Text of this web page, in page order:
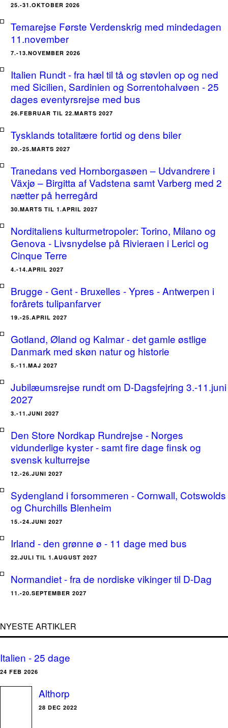
25.-31.OKTOBER 2026
Temarejse Første Verdenskrig med mindedagen
11.november
7.-13.NOVEMBER 2026
Italien Rundt - fra hæl til tå og støvlen op og ned
med Sicilien, Sardinien og Sorrentohalvøen - 25
dages eventyrsrejse med bus
26.FEBRUAR TIL 22.MARTS 2027
Tysklands totalitære fortid og dens biler
20.-25.MARTS 2027
Tranedans ved Hornborgasøen – Udvandrere i
Växjø – Birgitta af Vadstena samt Varberg med 2
nætter på herregård
30.MARTS TIL 1.APRIL 2027
Norditaliens kulturmetropoler: Torino, Milano og
Genova - Livsnydelse på Rivieraen i Lerici og
Cinque Terre
4.-14.APRIL 2027
Brugge - Gent - Bruxelles - Ypres - Antwerpen i
forårets tulipanfarver
19.-25.APRIL 2027
Gotland, Øland og Kalmar - det gamle østlige
Danmark med skøn natur og historie
5.-11.MAJ 2027
Jubilæumsrejse rundt om D-Dagsfejring 3.-11.juni
2027
3.-11.JUNI 2027
Den Store Nordkap Rundrejse - Norges
vidunderlige kyster - samt fire dage finsk og
svensk kulturrejse
12.-26.JUNI 2027
Sydengland i forsommeren - Cornwall, Cotswolds
og Churchills Blenheim
15.-24.JUNI 2027
Irland - den grønne ø - 11 dage med bus
22.JULI TIL 1.AUGUST 2027
Normandiet - fra de nordiske vikinger til D-Dag
11.-20.SEPTEMBER 2027
NYESTE ARTIKLER
Italien - 25 dage
24 FEB 2026
Althorp
28 DEC 2022